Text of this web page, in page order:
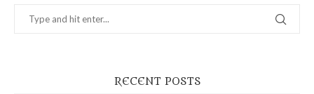
RECENT POSTS